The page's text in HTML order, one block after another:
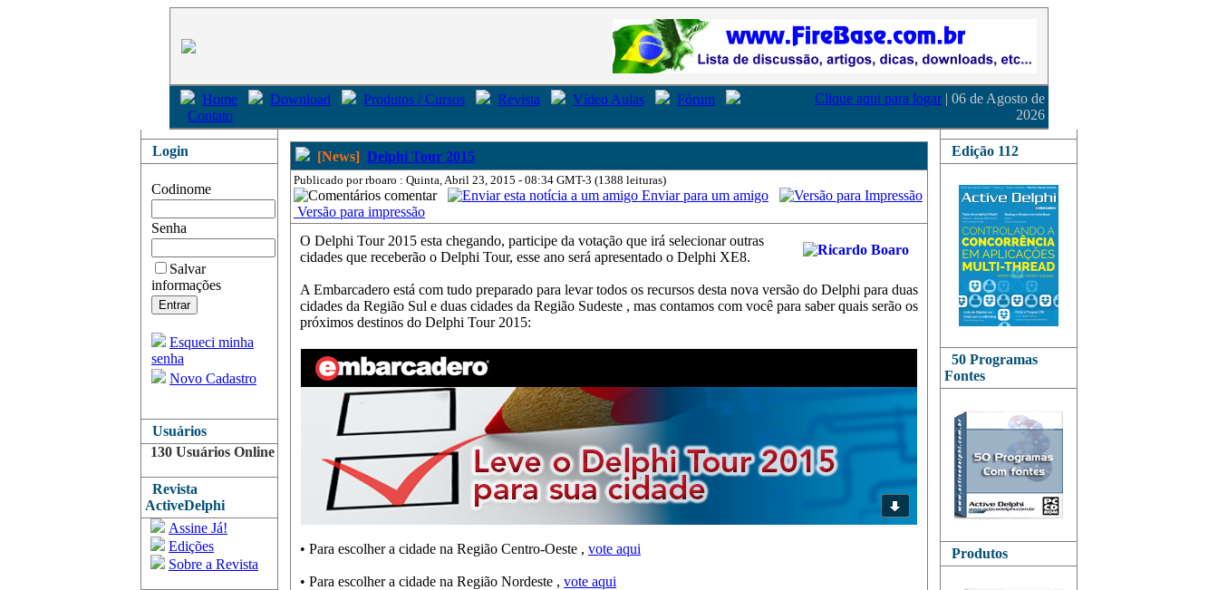
Home Download Produtos / Cursos Revista Vídeo Aulas
Fórum
Contato
Clique aqui para logar | 06 de Agosto de
2026
Login
Codinome
Senha
Salvar
informações
Esqueci minha
senha
Novo Cadastro
Usuários
130 Usuários Online
Revista
ActiveDelphi
Assine Já!
Edições
Sobre a Revista
[News] Delphi Tour 2015
Publicado por rboaro : Quinta, Abril 23, 2015 - 08:34 GMT-3 (1388 leituras)
comentar
Enviar para um amigo
Versão para impressão
O Delphi Tour 2015 esta chegando, participe da votação que irá selecionar outras
cidades que receberão o Delphi Tour, esse ano será apresentado o Delphi XE8.
A Embarcadero está com tudo preparado para levar todos os recursos desta nova versão do Delphi para duas
cidades da Região Sul e duas cidades da Região Sudeste , mas contamos com você para saber quais serão os
próximos destinos do Delphi Tour 2015:
• Para escolher a cidade na Região Centro-Oeste , vote aqui
• Para escolher a cidade na Região Nordeste , vote aqui
Edição 112
50 Programas
Fontes
Produtos